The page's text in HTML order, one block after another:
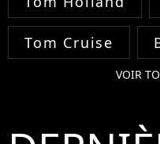
Tom Cruise
VOIR